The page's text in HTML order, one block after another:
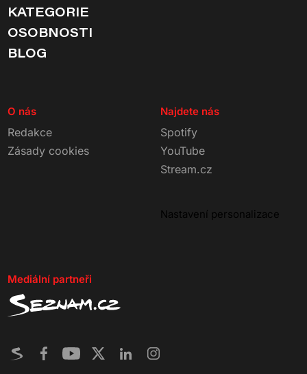
KATEGORIE
OSOBNOSTI
BLOG
O nás
Redakce
Zásady cookies
Najdete nás
Spotify
YouTube
Stream.cz
Nastavení personalizace
Mediální partneři